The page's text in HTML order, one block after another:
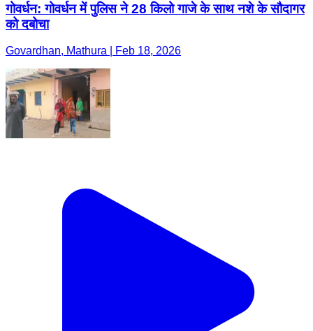
गोवर्धन: गोवर्धन में पुलिस ने 28 किलो गाजे के साथ नशे के सौदागर
को दबोचा
Govardhan, Mathura | Feb 18, 2026